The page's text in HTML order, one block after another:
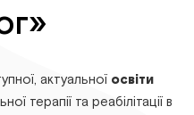
актуальної освіти
терапії та реабілітації в